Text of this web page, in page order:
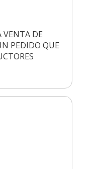
VENTA DE
PEDIDO QUE